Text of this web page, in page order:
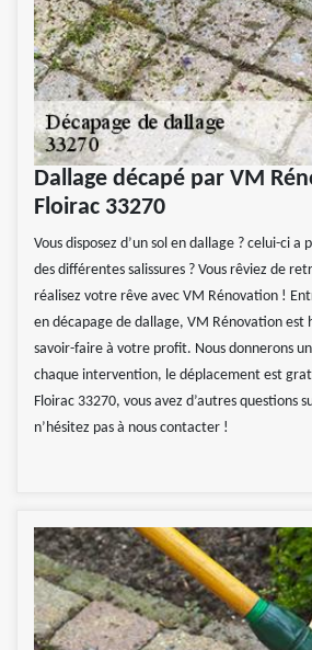
Dallage décapé par VM
Floirac 33270
Vous disposez d’un sol en dallage ? celui-ci a
des différentes salissures ? Vous rêviez de
réalisez votre rêve avec VM Rénovation !
en décapage de dallage, VM Rénovation est
savoir-faire à votre profit. Nous donnerons
chaque intervention, le déplacement est
Floirac 33270, vous avez d’autres questions
n’hésitez pas à nous contacter !